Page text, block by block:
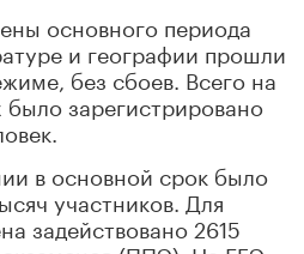
основного периода
и географии прошли
без сбоев. Всего на
было зарегистрировано
в основной срок было
участников. Для
задействовано 2615